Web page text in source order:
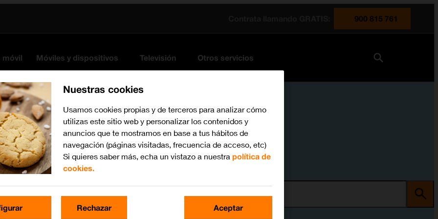
900 815 761
móvil Móviles y dispositivos Televisión Otros servicios
Nuestras cookies
Usamos cookies propias y de terceros para analizar cómo
utilizas este sitio web y personalizar los contenidos y
anuncios que te mostramos en base a tus hábitos de
navegación (páginas visitadas, frecuencia de acceso, etc)
Si quieres saber más, echa un vistazo a nuestra política de
cookies.
Rechazar Aceptar